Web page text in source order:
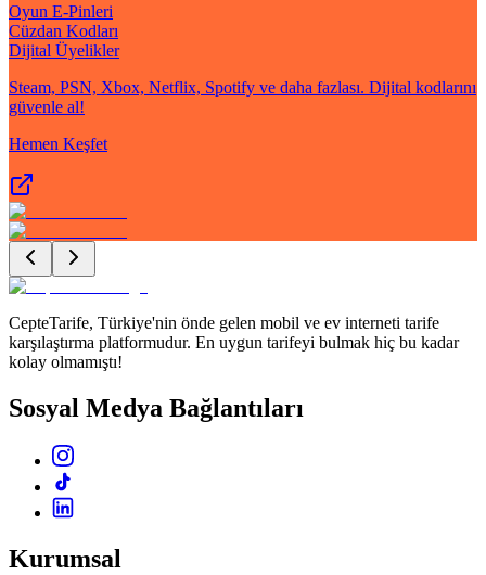
Oyun E-Pinleri
Cüzdan Kodları
Dijital Üyelikler
Steam, PSN, Xbox, Netflix, Spotify ve daha fazlası. Dijital kodlarını
güvenle al!
Hemen Keşfet
CepteTarife, Türkiye'nin önde gelen mobil ve ev interneti tarife
karşılaştırma platformudur. En uygun tarifeyi bulmak hiç bu kadar
kolay olmamıştı!
Sosyal Medya Bağlantıları
Kurumsal